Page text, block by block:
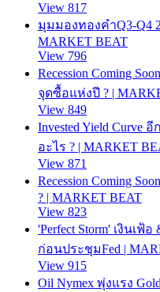
View 817
มุมมองทองคำQ3-Q4
MARKET BEAT
View 796
Recession Coming
จุดซื้อแห่งปี ? |
View 849
Invested Yield Curve
อะไร ? | MARKET
View 871
Recession Coming
? | MARKET BEAT
View 823
'Perfect Storm' เงินเ
ก่อนประชุมFed |
View 915
Oil Nymex พุ่งแรง